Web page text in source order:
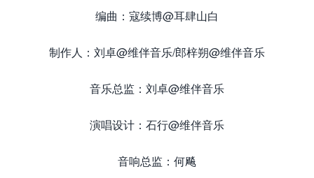
编曲：寇续博@耳肆山白
制作人：刘卓@维伴音乐/郎梓朔@维伴音乐
音乐总监：刘卓@维伴音乐
演唱设计：石行@维伴音乐
音响总监：何飚